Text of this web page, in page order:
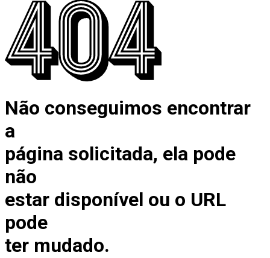
Não conseguimos encontrar
a
página solicitada, ela pode
não
estar disponível ou o URL
pode
ter mudado.